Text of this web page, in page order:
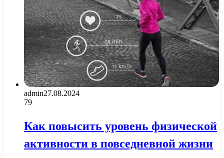
admin27.08.2024
79
Как повысить уровень физической
активности в повседневной жизни